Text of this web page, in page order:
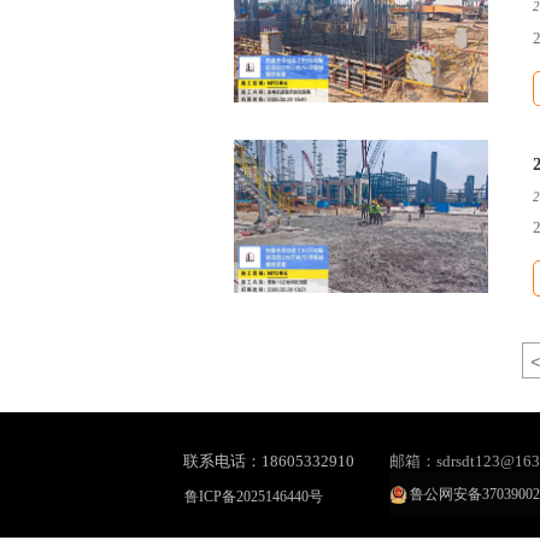
<
联系电话：18605332910 邮箱：
鲁ICP备2025146440号 鲁公网安备